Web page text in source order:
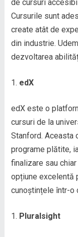
de cursuri
Cursurile sunt
create atât de
din industrie.
dezvoltarea
edX
edX este o
cursuri de la
Stanford. Aceasta
programe plătite,
finalizare sau
opțiune excelentă
cunoștințele într-o
Pluralsight